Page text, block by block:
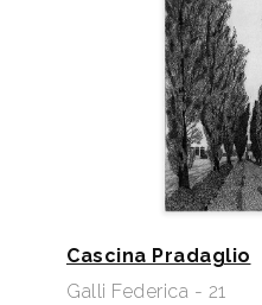
Cascina Pradaglio
Galli Federica - 21